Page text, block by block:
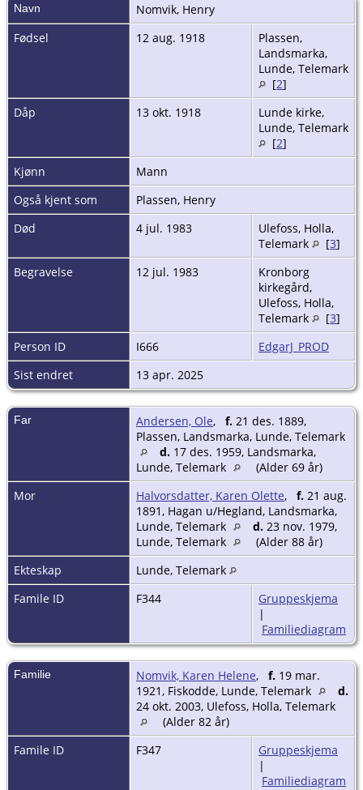
Navn Nomvik, Henry
Fødsel
12 aug. 1918
Plassen,
Landsmarka,
Lunde, Telemark
[2]
Dåp
13 okt. 1918
Lunde kirke,
Lunde, Telemark
[2]
Kjønn
Mann
Også kjent som
Plassen, Henry
Død
4 jul. 1983
Ulefoss, Holla,
Telemark
[3]
Begravelse
12 jul. 1983
Kronborg
kirkegård,
Ulefoss, Holla,
Telemark
[3]
Person ID
I666
EdgarJ_PROD
Sist endret
13 apr. 2025
Far Andersen, Ole, f. 21 des. 1889,
Plassen, Landsmarka, Lunde, Telemark
d. 17 des. 1959, Landsmarka,
Lunde, Telemark
(Alder 69 år)
Mor
Halvorsdatter, Karen Olette, f. 21 aug.
1891, Hagan u/Hegland, Landsmarka,
Lunde, Telemark
d. 23 nov. 1979,
Lunde, Telemark
(Alder 88 år)
Ekteskap
Lunde, Telemark
Famile ID
F344
Gruppeskjema
|
Familiediagram
Familie Nomvik, Karen Helene, f. 19 mar.
1921, Fiskodde, Lunde, Telemark
d.
24 okt. 2003, Ulefoss, Holla, Telemark
(Alder 82 år)
Famile ID
F347
Gruppeskjema
|
Familiediagram